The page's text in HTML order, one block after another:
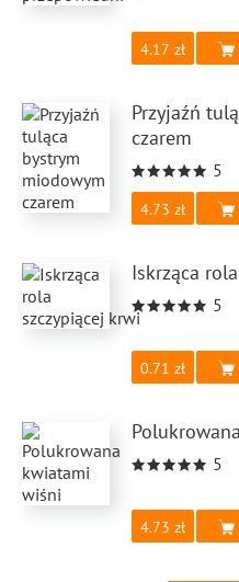
4.17
Przyjaźń
czarem
5
4.73
Iskrząca
5
0.71
5
4.73